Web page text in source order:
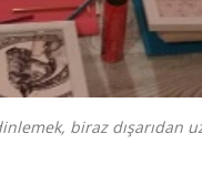
biraz dışarıdan